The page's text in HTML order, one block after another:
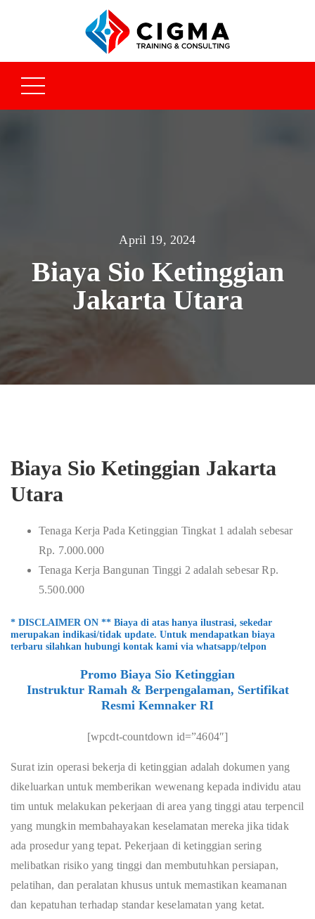
April 19, 2024
Biaya Sio Ketinggian
Jakarta Utara
Biaya Sio Ketinggian Jakarta
Utara
Tenaga Kerja Pada Ketinggian Tingkat 1 adalah sebesar
Rp. 7.000.000
Tenaga Kerja Bangunan Tinggi 2 adalah sebesar Rp.
5.500.000
* DISCLAIMER ON ** Biaya di atas hanya ilustrasi, sekedar
merupakan indikasi/tidak update. Untuk mendapatkan biaya
terbaru silahkan hubungi kontak kami via whatsapp/telpon
Promo Biaya Sio Ketinggian
Instruktur Ramah & Berpengalaman, Sertifikat
Resmi Kemnaker RI
[wpcdt-countdown id=”4604″]
Surat izin operasi bekerja di ketinggian adalah dokumen yang
dikeluarkan untuk memberikan wewenang kepada individu atau
tim untuk melakukan pekerjaan di area yang tinggi atau terpencil
yang mungkin membahayakan keselamatan mereka jika tidak
ada prosedur yang tepat. Pekerjaan di ketinggian sering
melibatkan risiko yang tinggi dan membutuhkan persiapan,
pelatihan, dan peralatan khusus untuk memastikan keamanan
dan kepatuhan terhadap standar keselamatan yang ketat.